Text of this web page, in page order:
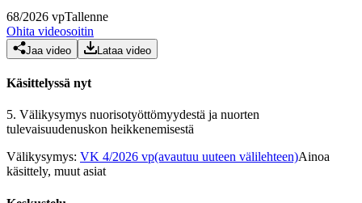
68/2026 vpTallenne
Ohita videosoitin
Jaa video Lataa video
Käsittelyssä nyt
5. Välikysymys nuorisotyöttömyydestä ja nuorten
tulevaisuudenuskon heikkenemisestä
Välikysymys: VK 4/2026 vp(avautuu uuteen välilehteen)Ainoa
käsittely, muut asiat